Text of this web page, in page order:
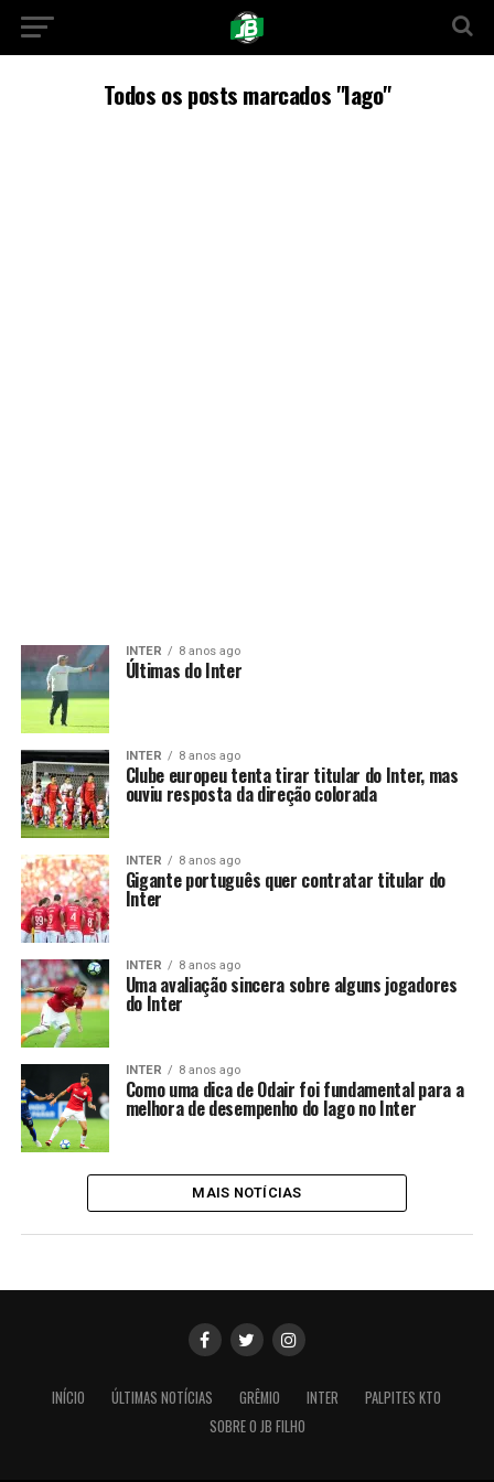
Todos os posts marcados "Iago"
INTER 8 anos ago
Últimas do Inter
INTER 8 anos ago
Clube europeu tenta tirar titular do Inter, mas
ouviu resposta da direção colorada
INTER 8 anos ago
Gigante português quer contratar titular do
Inter
INTER 8 anos ago
Uma avaliação sincera sobre alguns jogadores
do Inter
INTER 8 anos ago
Como uma dica de Odair foi fundamental para a
melhora de desempenho do Iago no Inter
MAIS NOTÍCIAS
INÍCIO ÚLTIMAS NOTÍCIAS GRÊMIO INTER
PALPITES KTO
SOBRE O JB FILHO